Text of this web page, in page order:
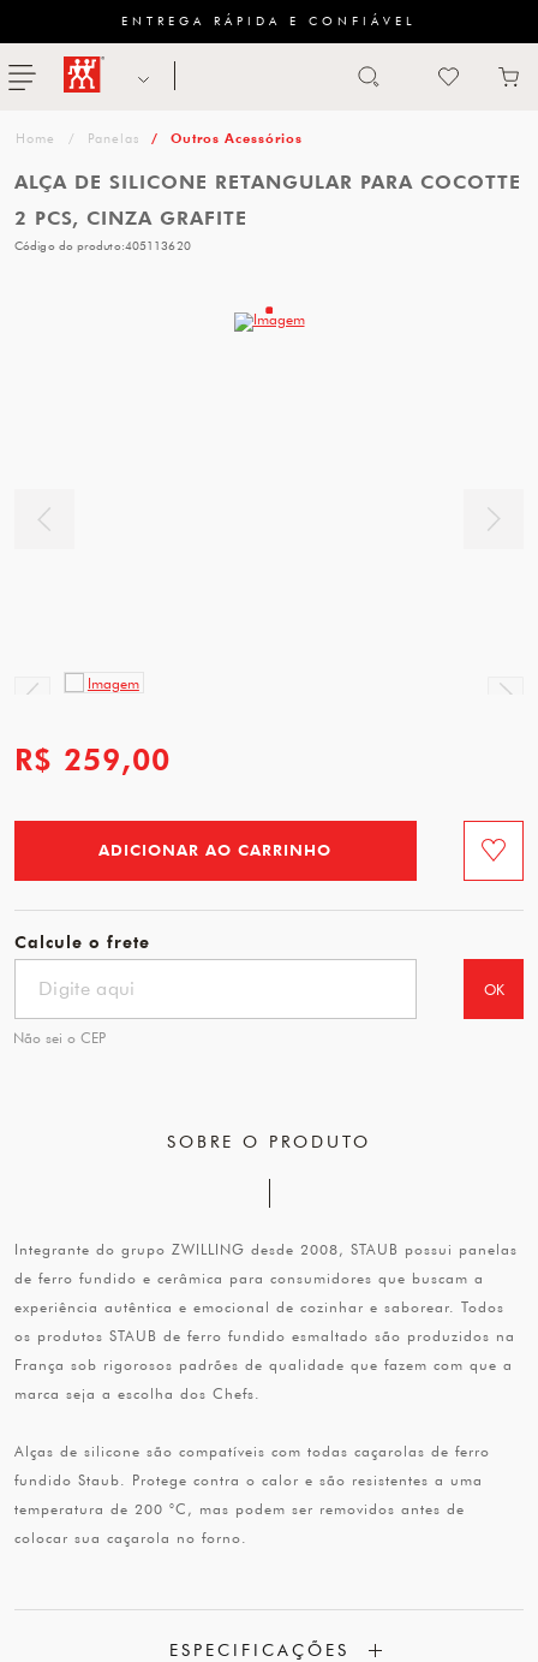
ENTREGA RÁPIDA E CONFIÁVEL
menu ZWILLING
categoria
Panelas Outros Acessórios
R$ 259,00
ADICIONAR AO CARRINHO
Calcule o frete
OK
Não sei o CEP
ALÇA DE SILICONE RETANGULAR PARA COCOTTE
2 PCS, CINZA GRAFITE
Código do produto:405113620
SOBRE O PRODUTO
Integrante do grupo ZWILLING desde 2008, STAUB possui panelas
de ferro fundido e cerâmica para consumidores que buscam a
experiência autêntica e emocional de cozinhar e saborear. Todos
os produtos STAUB de ferro fundido esmaltado são produzidos na
França sob rigorosos padrões de qualidade que fazem com que a
marca seja a escolha dos Chefs.
Alças de silicone são compatíveis com todas caçarolas de ferro
fundido Staub. Protege contra o calor e são resistentes a uma
temperatura de 200 °C, mas podem ser removidos antes de
colocar sua caçarola no forno.
ESPECIFICAÇÕES